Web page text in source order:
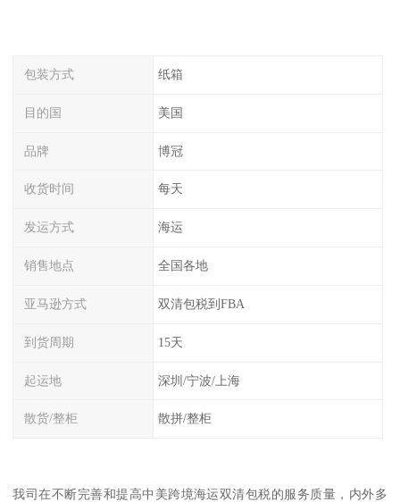
包装方式 纸箱
目的国 美国
品牌 博冠
收货时间 每天
发运方式 海运
销售地点 全国各地
亚马逊方式 双清包税到FBA
到货周期 15天
起运地 深圳/宁波/上海
散货/整柜 散拼/整柜
我司在不断完善和提高中美跨境海运双清包税的服务质量，内外多